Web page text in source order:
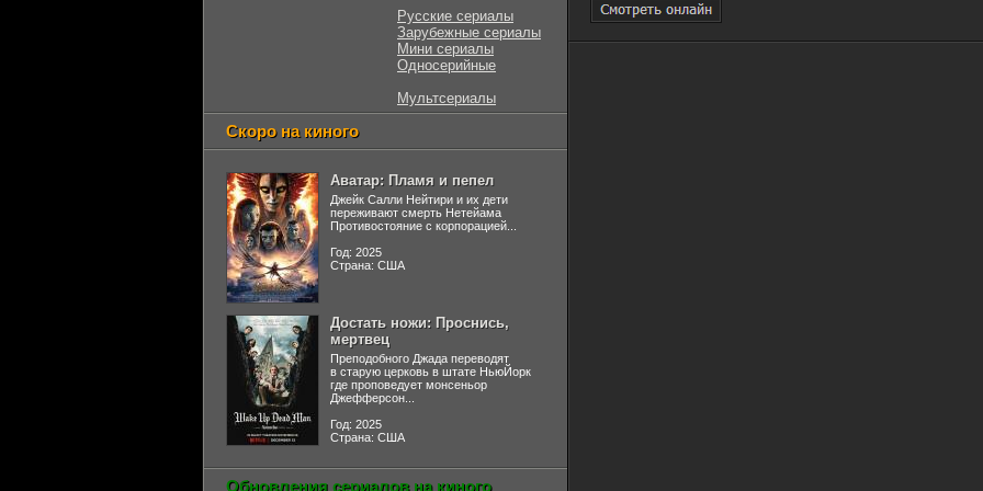
Русские сериалы
Зарубежные сериалы
Мини сериалы
Односерийные
Мультсериалы
Скоро на киного
Аватар: Пламя и пепел
Джейк Салли Нейтири и их дети
переживают смерть Нетейама
Противостояние с корпорацией...
Год: 2025
Страна: США
Достать ножи: Проснись,
мертвец
Преподобного Джада переводят
в старую церковь в штате НьюЙорк
где проповедует монсеньор
Джефферсон...
Год: 2025
Страна: США
Обновления сериалов на киного